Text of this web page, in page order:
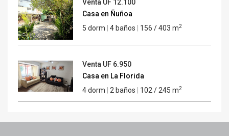
Venta UF 12.100
Casa en Ñuñoa
5 dorm
4 baños 156 / 403 m2
Venta UF 6.950
Casa en La Florida
4 dorm
2 baños 102 / 245 m2